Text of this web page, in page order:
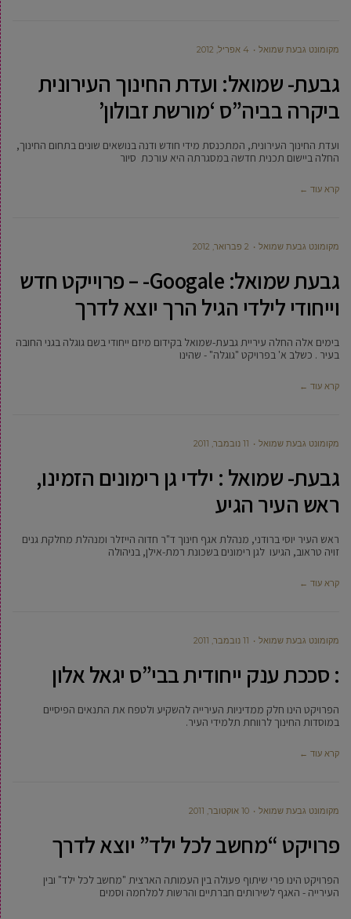
מקומונט גבעת שמואל 4 אפריל, 2012
גבעת- שמואל: ועדת החינוך העירונית
ביקרה בביה”ס ‘מורשת זבולון’
ועדת החינוך העירונית, המתכנסת מידי חודש ודנה בנושאים שונים בתחום החינוך,
החלה ביישום תכנית חדשה במסגרתה היא עורכת סיור
קרא עוד ←
מקומונט גבעת שמואל 2 פברואר, 2012
גבעת שמואל: Googale- – פרוייקט חדש
וייחודי לילדי הגיל הרך יוצא לדרך
בימים אלה החלה עיריית גבעת-שמואל בקידום מיזם ייחודי בשם גוגלה בגני החובה
בעיר . כשלב א' בפרויקט "גוגלה" - שהינו
קרא עוד ←
מקומונט גבעת שמואל 11 נובמבר, 2011
גבעת- שמואל : ילדי גן רימונים הזמינו,
ראש העיר הגיע
ראש העיר יוסי ברודני, מנהלת אגף חינוך ד"ר חדוה הייזלר ומנהלת מחלקת גנים
זויה טראוב, הגיעו לגן רימונים בשכונת רמת-אילן, בניהולה
קרא עוד ←
מקומונט גבעת שמואל 11 נובמבר, 2011
: סככת ענק ייחודית בבי”ס יגאל אלון
הפרויקט הינו חלק ממדיניות העירייה להשקיע ולטפח את התנאים הפיסיים
במוסדות החינוך לרווחת תלמידי העיר.
קרא עוד ←
מקומונט גבעת שמואל 10 אוקטובר, 2011
פרויקט “מחשב לכל ילד” יוצא לדרך
הפרויקט הינו פרי שיתוף פעולה בין העמותה הארצית "מחשב לכל ילד" ובין
העירייה - האגף לשירותים חברתיים והרשות למלחמה וסמים